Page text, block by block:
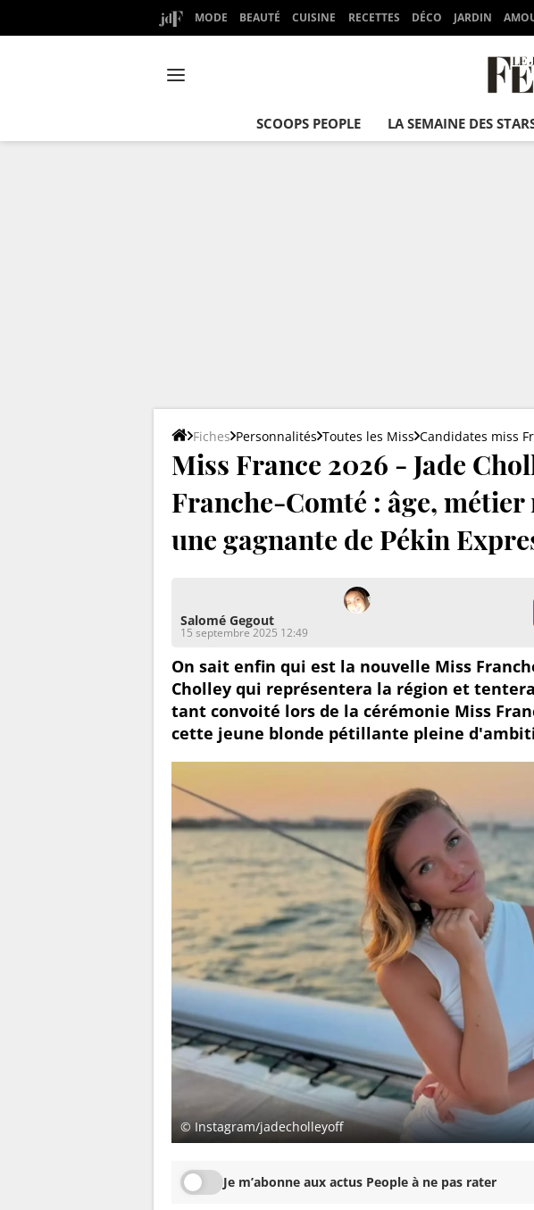
MODE BEAUTÉ CUISINE RECETTES DÉCO JARDIN
SCOOPS PEOPLE LA SEMAINE DES
Fiches Personnalités Toutes les Miss Candidates miss
Miss France 2026 - Jade
Franche-Comté : âge, métier
une gagnante de Pékin
Salomé Gegout
15 septembre 2025 12:49
On sait enfin qui est la nouvelle Miss
Cholley qui représentera la région et
tant convoité lors de la cérémonie Miss
cette jeune blonde pétillante pleine
© Instagram/jadecholleyoff
Je m’abonne aux actus People à ne pas rater